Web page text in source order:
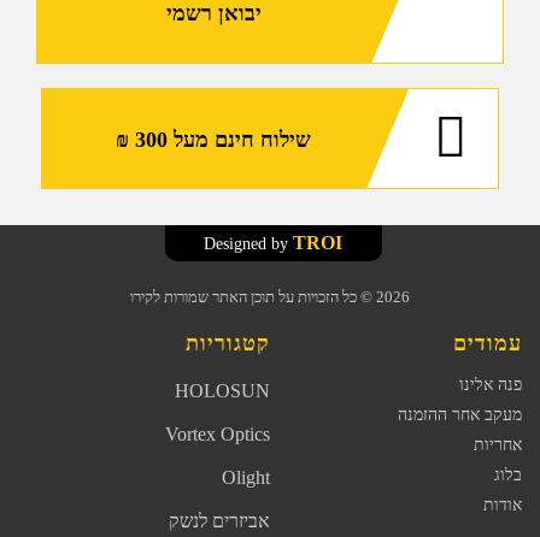
יבואן רשמי
שילוח חינם מעל 300 ₪
2026 © כל הזכויות על תוכן האתר שמורות לקירו
TROI
עמודים
פנה אלינו
מעקב אחר ההזמנה
אחריות
בלוג
אודות
קטגוריות
HOLOSUN
Vortex Optics
Olight
אביזרים לנשק